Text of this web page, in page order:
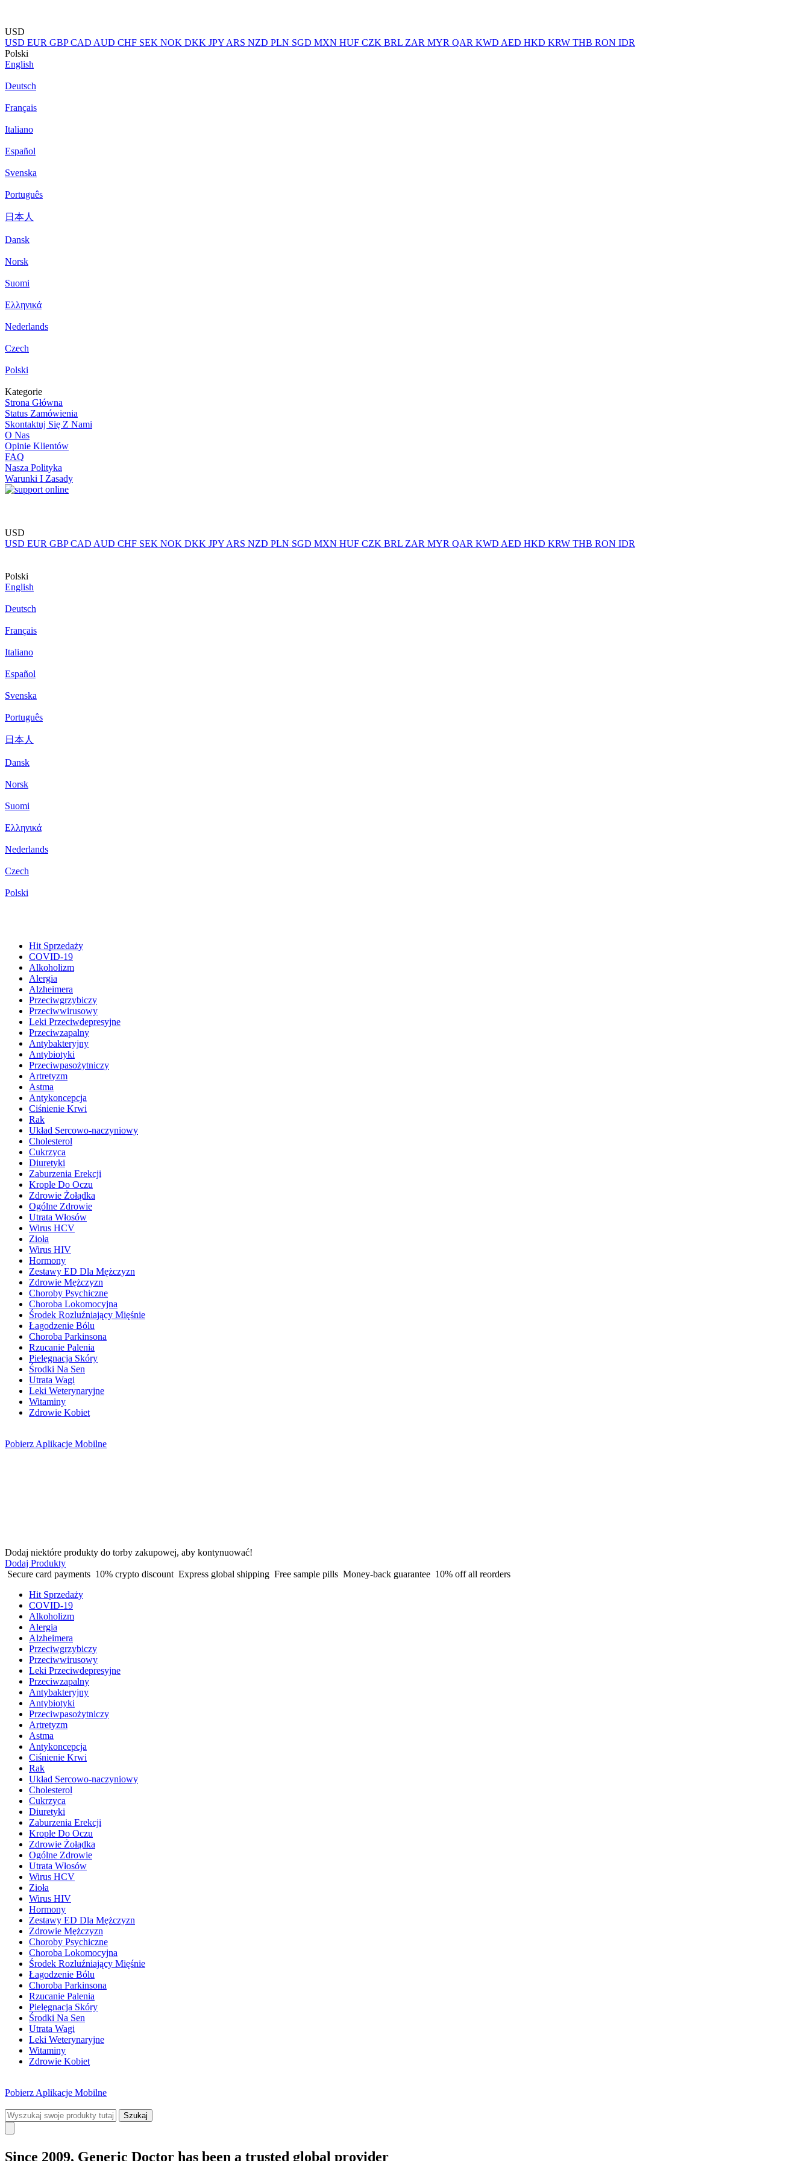
USD
USD EUR GBP CAD AUD CHF SEK NOK DKK JPY ARS NZD PLN SGD MXN HUF CZK BRL ZAR MYR QAR KWD AED HKD KRW THB RON IDR
Polski
English
Deutsch
Français
Italiano
Español
Svenska
Português
日本人
Dansk
Norsk
Suomi
Ελληνικά
Nederlands
Czech
Polski
Kategorie
Strona Główna
Status Zamówienia
Skontaktuj Się Z Nami
O Nas
Opinie Klientów
FAQ
Nasza Polityka
Warunki I Zasady
USD
USD EUR GBP CAD AUD CHF SEK NOK DKK JPY ARS NZD PLN SGD MXN HUF CZK BRL ZAR MYR QAR KWD AED HKD KRW THB RON IDR
Polski
English
Deutsch
Français
Italiano
Español
Svenska
Português
日本人
Dansk
Norsk
Suomi
Ελληνικά
Nederlands
Czech
Polski
Hit Sprzedaży
COVID-19
Alkoholizm
Alergia
Alzheimera
Przeciwgrzybiczy
Przeciwwirusowy
Leki Przeciwdepresyjne
Przeciwzapalny
Antybakteryjny
Antybiotyki
Przeciwpasożytniczy
Artretyzm
Astma
Antykoncepcja
Ciśnienie Krwi
Rak
Układ Sercowo-naczyniowy
Cholesterol
Cukrzyca
Diuretyki
Zaburzenia Erekcji
Krople Do Oczu
Zdrowie Żołądka
Ogólne Zdrowie
Utrata Włosów
Wirus HCV
Zioła
Wirus HIV
Hormony
Zestawy ED Dla Mężczyzn
Zdrowie Mężczyzn
Choroby Psychiczne
Choroba Lokomocyjna
Środek Rozluźniający Mięśnie
Łagodzenie Bólu
Choroba Parkinsona
Rzucanie Palenia
Pielęgnacja Skóry
Środki Na Sen
Utrata Wagi
Leki Weterynaryjne
Witaminy
Zdrowie Kobiet
Pobierz Aplikacje Mobilne
Dodaj niektóre produkty do torby zakupowej, aby kontynuować!
Dodaj Produkty
Secure card payments 10% crypto discount Express global shipping Free sample pills Money-back guarantee 10% off all reorders
Hit Sprzedaży
COVID-19
Alkoholizm
Alergia
Alzheimera
Przeciwgrzybiczy
Przeciwwirusowy
Leki Przeciwdepresyjne
Przeciwzapalny
Antybakteryjny
Antybiotyki
Przeciwpasożytniczy
Artretyzm
Astma
Antykoncepcja
Ciśnienie Krwi
Rak
Układ Sercowo-naczyniowy
Cholesterol
Cukrzyca
Diuretyki
Zaburzenia Erekcji
Krople Do Oczu
Zdrowie Żołądka
Ogólne Zdrowie
Utrata Włosów
Wirus HCV
Zioła
Wirus HIV
Hormony
Zestawy ED Dla Mężczyzn
Zdrowie Mężczyzn
Choroby Psychiczne
Choroba Lokomocyjna
Środek Rozluźniający Mięśnie
Łagodzenie Bólu
Choroba Parkinsona
Rzucanie Palenia
Pielęgnacja Skóry
Środki Na Sen
Utrata Wagi
Leki Weterynaryjne
Witaminy
Zdrowie Kobiet
Pobierz Aplikacje Mobilne
Szukaj
Since 2009, Generic Doctor has been a trusted global provider